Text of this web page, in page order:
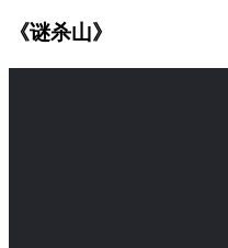
《谜杀山》